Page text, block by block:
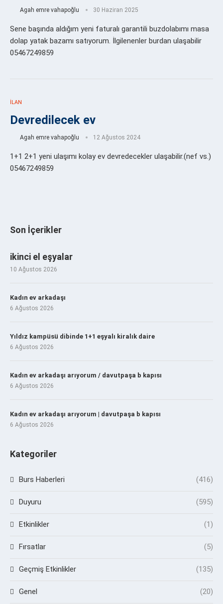
Agah emre vahapoğlu 30 Haziran 2025
Sene başında aldığım yeni faturalı garantili buzdolabımı masa
dolap yatak bazamı satıyorum. İlgilenenler burdan ulaşabilir
05467249859
İLAN
Devredilecek ev
Agah emre vahapoğlu 12 Ağustos 2024
1+1 2+1 yeni ulaşımı kolay ev devredecekler ulaşabilir.(nef vs.)
05467249859
Son İçerikler
ikinci el eşyalar
10 Ağustos 2026
Kadın ev arkadaşı
6 Ağustos 2026
Yıldız kampüsü dibinde 1+1 eşyalı kiralık daire
6 Ağustos 2026
Kadın ev arkadaşı arıyorum / davutpaşa b kapısı
6 Ağustos 2026
Kadın ev arkadaşı arıyorum | davutpaşa b kapısı
6 Ağustos 2026
Kategoriler
Burs Haberleri (416)
Duyuru (595)
Etkinlikler (1)
Fırsatlar (5)
Geçmiş Etkinlikler (135)
Genel (20)